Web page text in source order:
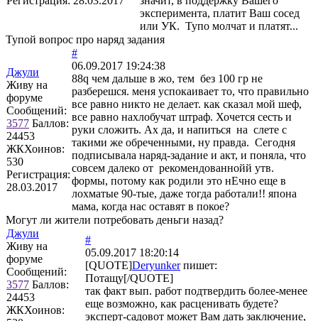
эксперимента, платит Ваш сосед
или УК. Тупо молчат и платят...
Тупой вопрос про наряд задания
Джули
Живу на
форуме
Сообщений:
3577 Баллов:
24453
ЖКХоинов:
530
Регистрация:
28.03.2017
#
06.09.2017 19:24:38
88q чем дальше в жо, тем без 100 гр не
разберешся. меня успокаивает то, что правильно
все равно никто не делает. как сказал мой шеф,
все равно нахлобучат штраф. Хочется сесть и
руки сложить. Ах да, и напиться на слете с
такими же обреченными, ну правда. Сегодня
подписывала наряд-задание и акт, и поняла, что
совсем далеко от рекомендованнойй утв.
формы, потому как родили это нЕчно еще в
лохматые 90-тые, даже тогда работали!! япона
мама, когда нас оставят в покое?
Могут ли жители потребовать деньги назад?
Джули
Живу на
форуме
Сообщений:
3577 Баллов:
24453
ЖКХоинов:
#
05.09.2017 18:20:14
[QUOTE]Deryunkerпишет:
Потащу[/QUOTE]
так факт вып. работ подтвердить более-менее
еще возможно, как расценивать будете?
эксперт-садовот может Вам дать заключение,